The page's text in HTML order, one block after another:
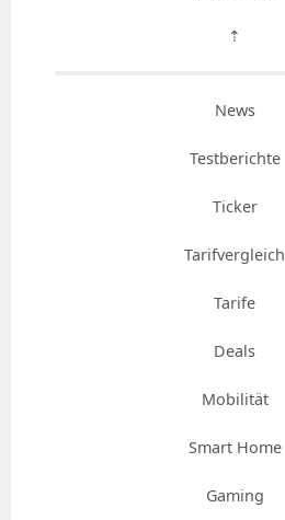
⇡
News
Testberichte
Ticker
Tarifvergleich
Tarife
Deals
Mobilität
Smart Home
Gaming